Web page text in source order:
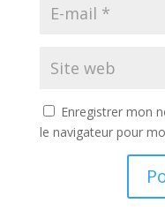
Enregistrer mon
le navigateur pour